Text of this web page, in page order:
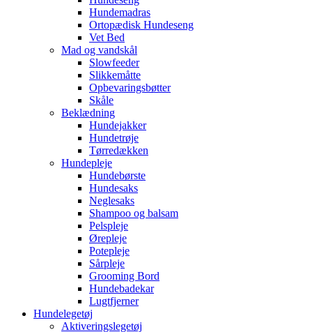
Hundemadras
Ortopædisk Hundeseng
Vet Bed
Mad og vandskål
Slowfeeder
Slikkemåtte
Opbevaringsbøtter
Skåle
Beklædning
Hundejakker
Hundetrøje
Tørredækken
Hundepleje
Hundebørste
Hundesaks
Neglesaks
Shampoo og balsam
Pelspleje
Ørepleje
Potepleje
Sårpleje
Grooming Bord
Hundebadekar
Lugtfjerner
Hundelegetøj
Aktiveringslegetøj